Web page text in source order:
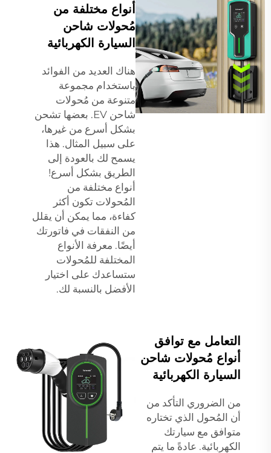
أنواع مختلفة من
مُحولات شاحن
السيارة الكهربائية
هناك العديد من الفوائد
باستخدام مجموعة
متنوعة من مُحولات
شاحن EV. بعضها تشحن
بشكل أسرع من غيرها،
على سبيل المثال. هذا
يسمح لك بالعودة إلى
الطريق بشكل أسرع!
أنواع مختلفة من
المُحولات تكون أكثر
كفاءة، مما يمكن أن يقلل
من النفقات في فاتورتك
أيضًا. معرفة الأنواع
المختلفة للمُحولات
ستساعدك على اختيار
الأفضل بالنسبة لك.
التعامل مع توافق
أنواع مُحولات شاحن
السيارة الكهربائية
من الضروري التأكد من
أن المُحول الذي تختاره
متوافق مع سيارتك
الكهربائية. عادةً ما يتم